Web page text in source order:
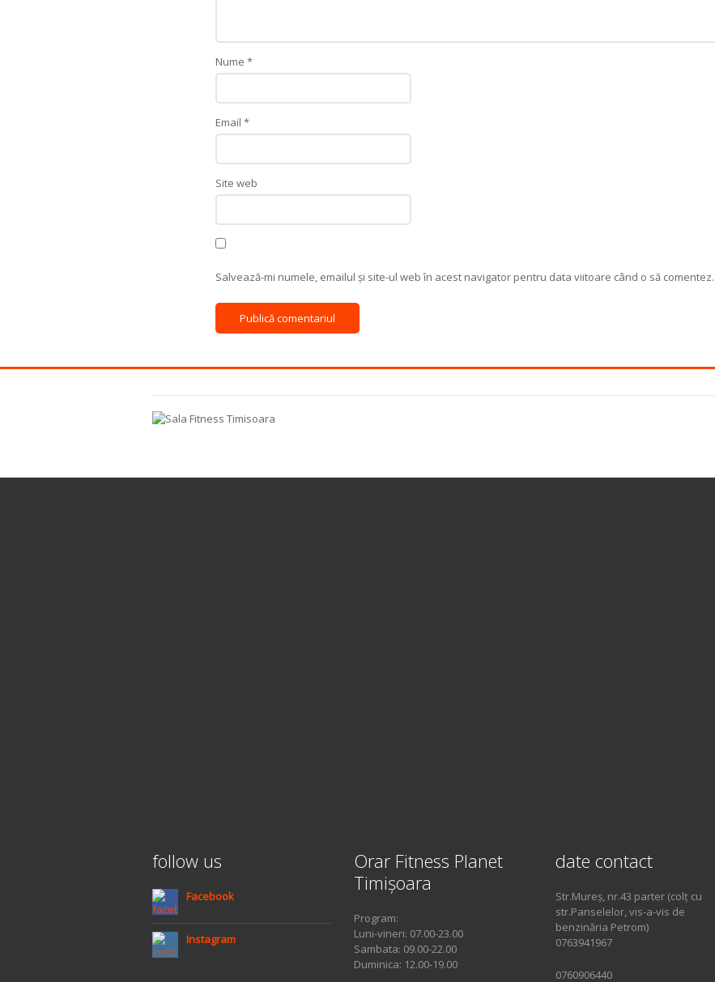
Nume *
Email *
Site web
Salvează-mi numele, emailul și site-ul web în acest navigator pentru data viitoare când o să comentez.
follow us
Facebook
Instagram
Orar Fitness Planet
Timișoara
Program:
Luni-vineri: 07.00-23.00
Sambata: 09.00-22.00
Duminica: 12.00-19.00
date contact
Str.Mureș, nr.43 parter (colț cu
str.Panselelor, vis-a-vis de
benzinăria Petrom)
0763941967
0760906440